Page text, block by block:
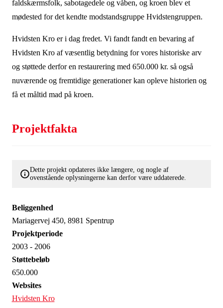
faldskærmsfolk, sabotagedele og våben, og kroen blev et
mødested for det kendte modstandsgruppe Hvidstengruppen.
Hvidsten Kro er i dag fredet. Vi fandt fandt en bevaring af
Hvidsten Kro af væsentlig betydning for vores historiske arv
og støttede derfor en restaurering med 650.000 kr. så også
nuværende og fremtidige generationer kan opleve historien og
få et måltid mad på kroen.
Projektfakta
Dette projekt opdateres ikke længere, og nogle af
ovenstående oplysningerne kan derfor være uddaterede.
Beliggenhed
Mariagervej 450, 8981 Spentrup
Projektperiode
2003 - 2006
Støttebeløb
650.000
Websites
Hvidsten Kro